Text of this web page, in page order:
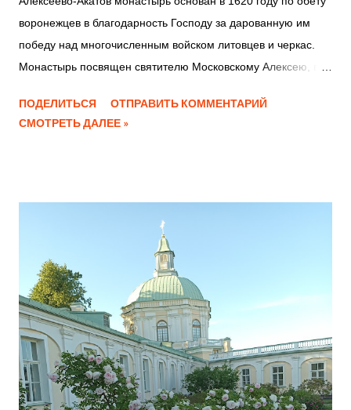
воронежцев в благодарность Господу за дарованную им
победу над многочисленным войском литовцев и черкас.
Монастырь посвящен святителю Московскому Алексею, в
городе Воронеж на улице Освобождение труда, 1. В 1674
году здесь была построена первая каменная церковь -
архитектуры XVII века, сохранилась до настоящего
времени. Колокольня является памятников истории и
культуры федерального значения и подлежит
государственной охране. Ныне действующий храм
монастыря построен в 1812 году. В 1931 году монастырь
был зарыт, принадлежащие ему святыни и прочие
имущество были изъяты. В 1989 году архитектурный
комплекс на Акатовой поляне передали Воронежской
епархии и началось восстановительные работы. В 1990
ПОДЕЛИТЬСЯ
ОТПРАВИТЬ КОММЕНТАРИЙ
СМОТРЕТЬ ДАЛЕЕ »